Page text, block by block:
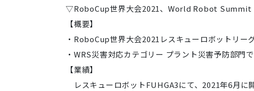
▽RoboCup世界大会2021、World Robot Summit
【概要】
・RoboCup世界大会2021レスキューロボットリー
・WRS災害対応カテゴリー プラント災害予防部門
【業績】
レスキューロボットFUHGA3にて、2021年6月